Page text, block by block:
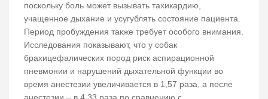
поскольку боль может вызывать тахикардию,
учащенное дыхание и усугублять состояние пациента.
Период пробуждения также требует особого внимания.
Исследования показывают, что у собак
брахицефалических пород риск аспирационной
пневмонии и нарушений дыхательной функции во
время анестезии увеличивается в 1,57 раза, а после